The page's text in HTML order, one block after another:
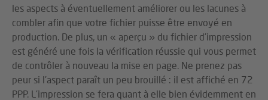
les aspects à éventuellement améliorer ou les lacunes à
combler afin que votre fichier puisse être envoyé en
production. De plus, un « aperçu » du fichier d’impression
est généré une fois la vérification réussie qui vous permet
de contrôler à nouveau la mise en page. Ne prenez pas
peur si l’aspect paraît un peu brouillé : il est affiché en 72
PPP. L’impression se fera quant à elle bien évidemment en